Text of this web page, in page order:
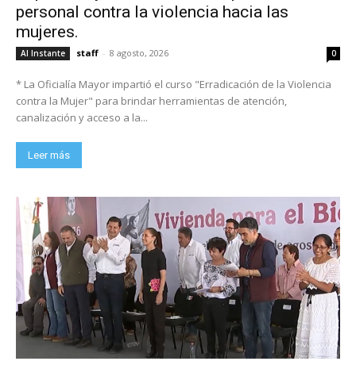
personal contra la violencia hacia las
mujeres.
Al Instante staff - 8 agosto, 2026 0
* La Oficialía Mayor impartió el curso "Erradicación de la Violencia
contra la Mujer" para brindar herramientas de atención,
canalización y acceso a la...
Leer más